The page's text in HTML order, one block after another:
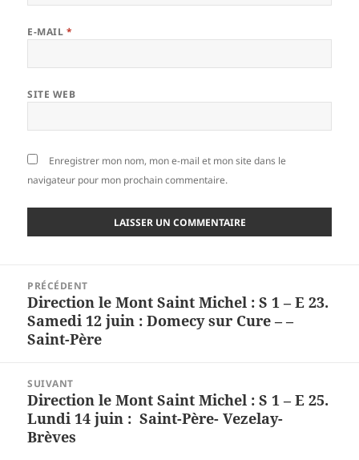
E-MAIL *
SITE WEB
Enregistrer mon nom, mon e-mail et mon site dans le
navigateur pour mon prochain commentaire.
l’article
PRÉCÉDENT
Article
précédent :
Direction le Mont Saint Michel : S 1 – E 23.
Samedi 12 juin : Domecy sur Cure – –
Saint-Père
SUIVANT
Article
suivant :
Direction le Mont Saint Michel : S 1 – E 25.
Lundi 14 juin : Saint-Père- Vezelay-
Brèves